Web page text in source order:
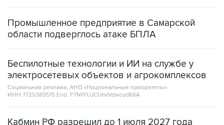
Промышленное предприятие в Самарской
области подверглось атаке БПЛА
Беспилотные технологии и ИИ на службе у
электросетевых объектов и агрокомплексов
Социальная реклама, АНО «Национальные приоритеты».
ИНН 7725383515 Erid: F7NfYUJCUneVdwcydK6A
Кабмин РФ разрешил до 1 июля 2027 года